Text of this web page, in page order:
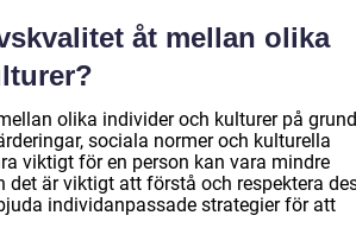
åt mellan olika
olika individer och kulturer på
sociala normer och kulturella
viktigt för en person kan vara mindre
det är viktigt att förstå och respektera
individanpassade strategier för att